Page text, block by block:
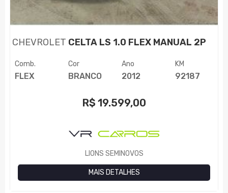
CHEVROLET CELTA LS 1.0 FLEX MANUAL 2P
Comb.
FLEX
Cor
BRANCO
Ano
2012
KM
92187
R$ 19.599,00
LIONS SEMINOVOS
MAIS DETALHES